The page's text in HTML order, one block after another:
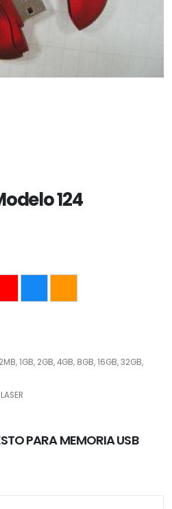
124
1GB, 2GB, 4GB, 8GB, 16GB, 32GB,
PARA MEMORIA USB